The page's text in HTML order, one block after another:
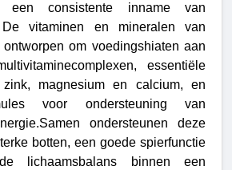
een consistente inname van
De vitaminen en mineralen van
om voedingshiaten aan
essentiële
magnesium en calcium, en
voor ondersteuning van
ondersteunen deze
botten, een goede spierfunctie
lichaamsbalans binnen een